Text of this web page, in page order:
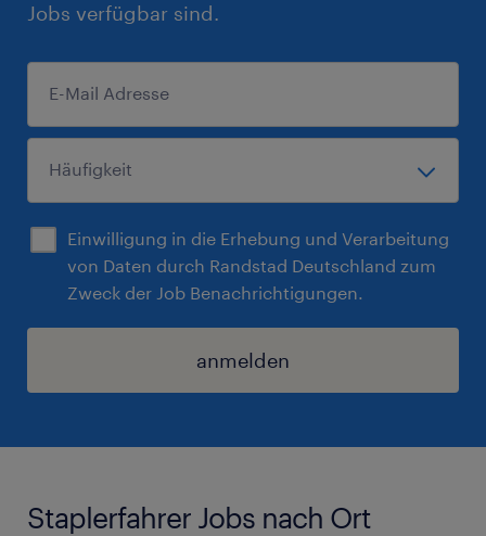
Jobs verfügbar sind.
Einwilligung in die Erhebung und Verarbeitung
von Daten durch Randstad Deutschland zum
Zweck der Job Benachrichtigungen.
anmelden
Staplerfahrer Jobs nach Ort